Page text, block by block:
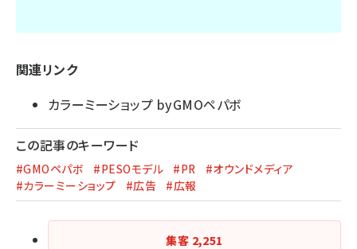
関連リンク
カラーミーショップ byGMOペパボ
この記事のキーワード
#GMOペパボ #PESOモデル #PR
#オウンドメディア
#カラーミーショップ
#広告 #広報
集客 2,251